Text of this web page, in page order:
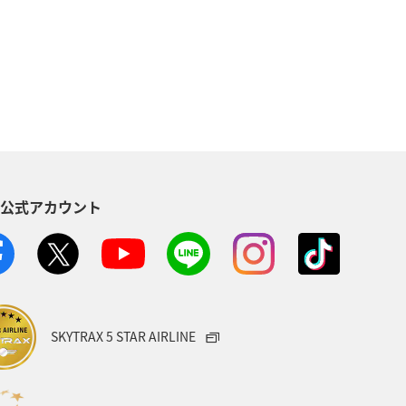
式アカウント
SKYTRAX 5 STAR AIRLINE